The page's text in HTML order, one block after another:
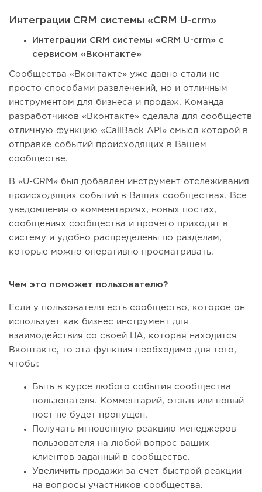
Интеграции CRM системы «CRM U-crm»
Интеграции CRM системы «CRM U-crm» с
сервисом «Вконтакте»
Сообщества «Вконтакте» уже давно стали не
просто способами развлечений, но и отличным
инструментом для бизнеса и продаж. Команда
разработчиков «Вконтакте» сделала для сообществ
отличную функцию «CallBack API» смысл которой в
отправке событий происходящих в Вашем
сообществе.
В «U-CRM» был добавлен инструмент отслеживания
происходящих событий в Ваших сообществах. Все
уведомления о комментариях, новых постах,
сообщениях сообщества и прочего приходят в
систему и удобно распределены по разделам,
которые можно оперативно просматривать.
Чем это поможет пользователю?
Если у пользователя есть сообщество, которое он
использует как бизнес инструмент для
взаимодействия со своей ЦА, которая находится
Вконтакте, то эта функция необходимо для того,
чтобы:
Быть в курсе любого события сообщества
пользователя. Комментарий, отзыв или новый
пост не будет пропущен.
Получать мгновенную реакцию менеджеров
пользователя на любой вопрос ваших
клиентов заданный в сообществе.
Увеличить продажи за счет быстрой реакции
на вопросы участников сообщества.